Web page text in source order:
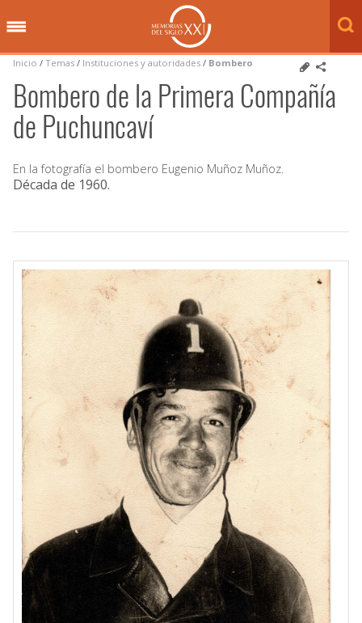
Inicio / Temas / Instituciones y autoridades / Bombero
Bombero de la Primera Compañía
de Puchuncaví
En la fotografía el bombero Eugenio Muñoz Muñoz.
Década de 1960.